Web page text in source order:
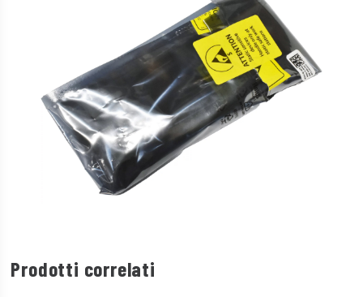
Prodotti correlati